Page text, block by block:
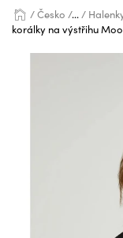
Česko ...
korálky na výstřihu